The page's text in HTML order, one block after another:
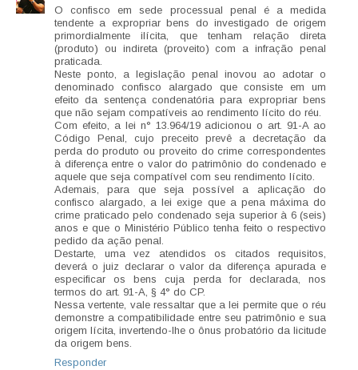
O confisco em sede processual penal é a medida
tendente a expropriar bens do investigado de origem
primordialmente ilícita, que tenham relação direta
(produto) ou indireta (proveito) com a infração penal
praticada.
Neste ponto, a legislação penal inovou ao adotar o
denominado confisco alargado que consiste em um
efeito da sentença condenatória para expropriar bens
que não sejam compatíveis ao rendimento lícito do réu.
Com efeito, a lei n° 13.964/19 adicionou o art. 91-A ao
Código Penal, cujo preceito prevê a decretação da
perda do produto ou proveito do crime correspondentes
à diferença entre o valor do patrimônio do condenado e
aquele que seja compatível com seu rendimento lícito.
Ademais, para que seja possível a aplicação do
confisco alargado, a lei exige que a pena máxima do
crime praticado pelo condenado seja superior à 6 (seis)
anos e que o Ministério Público tenha feito o respectivo
pedido da ação penal.
Destarte, uma vez atendidos os citados requisitos,
deverá o juiz declarar o valor da diferença apurada e
especificar os bens cuja perda for declarada, nos
termos do art. 91-A, § 4° do CP.
Nessa vertente, vale ressaltar que a lei permite que o réu
demonstre a compatibilidade entre seu patrimônio e sua
origem lícita, invertendo-lhe o ônus probatório da licitude
da origem bens.
Responder